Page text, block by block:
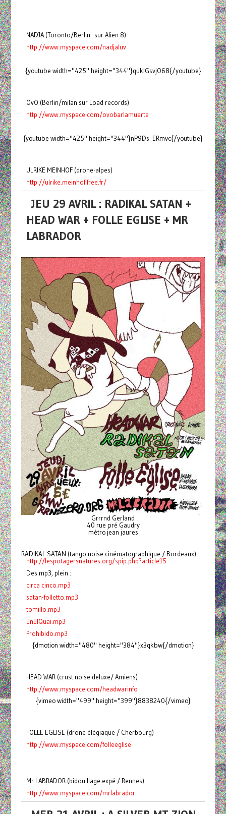
NADJA (Toronto/Berlin sur Alien 8)
http://www.myspace.com/nadjaluv
{youtube width="425" height="344"}quklGsvjO68{/youtube}
OvO (Berlin/milan sur Load records)
http://www.myspace.com/ovobarlamuerte
{youtube width="425" height="344"}nP9Ds_ERmvc{/youtube}
ULRIKE MEINHOF (drone-alpes)
http://ulrike.meinhof.free.fr/
JEU 29 AVRIL : RADIKAL SATAN +
HEAD WAR + FOLLE EGLISE + MR
LABRADOR
Grrrnd Gerland
40 rue pré Gaudry
métro jean jaures
RADIKAL SATAN (tango noise cinématographique / Bordeaux)
http://lespotagersnatures.org/spip.php?article15
Des mp3, plein :
circa cinco.mp3
satan-folletto.mp3
tomillo.mp3
EnElQuai.mp3
Prohibido.mp3
{dmotion width="480" height="384"}x3qkbw{/dmotion}
HEAD WAR (crust noise deluxe/ Amiens)
http://www.myspace.com/headwarinfo
{vimeo width="499" height="399"}8838240{/vimeo}
FOLLE EGLISE (drone élégiaque / Cherbourg)
http://www.myspace.com/folleeglise
Mr LABRADOR (bidouillage expé / Rennes)
http://www.myspace.com/mrlabrador